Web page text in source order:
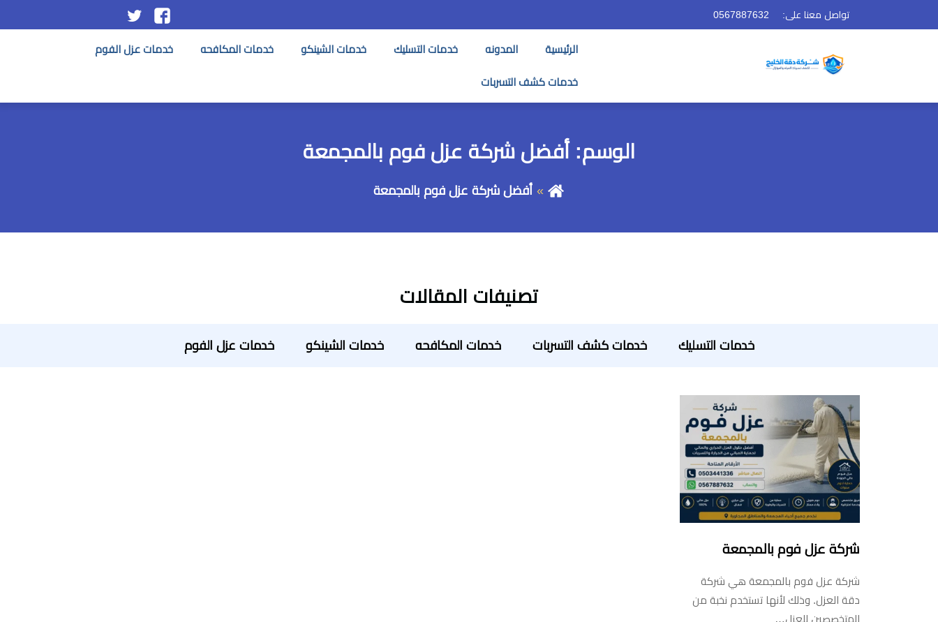
تواصل معنا على: 0567887632
تابعنا
فيسبوكتويتر
الرئيسية المدونه خدمات التسليك خدمات الشينكو خدمات المكافحه خدمات عزل الفوم
خدمات كشف التسربات
الوسم: أفضل شركة عزل فوم بالمجمعة
أفضل شركة عزل فوم بالمجمعة
تصنيفات المقالات
خدمات التسليك خدمات كشف التسربات خدمات المكافحه خدمات الشينكو خدمات عزل الفوم
شركة عزل فوم بالمجمعة
شركة عزل فوم بالمجمعة هي شركة
دقة العزل. وذلك لأنها تستخدم نخبة من
المتخصصين للعزل…